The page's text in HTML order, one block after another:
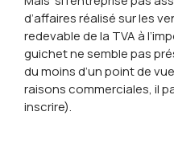
d’affaires réalisé sur les
redevable de la TVA à
guichet ne semble pas
du moins d’un point de
raisons commerciales, il
inscrire).